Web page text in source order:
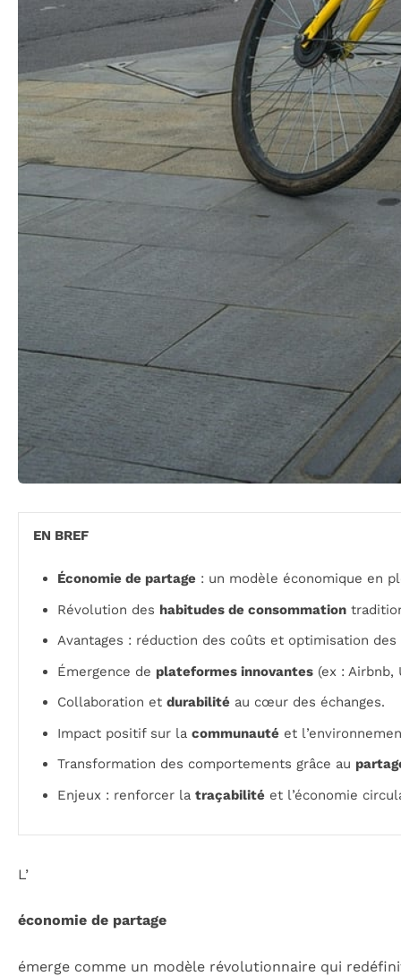
EN BREF
Économie de partage : un modèle économique en
Révolution des habitudes de consommation
Avantages : réduction des coûts et optimisation des
Émergence de plateformes innovantes (ex : Airbnb,
Collaboration et durabilité au cœur des échanges.
Impact positif sur la communauté et
Transformation des comportements grâce au
Enjeux : renforcer la traçabilité et l’économie
L’
économie de partage
émerge comme un modèle révolutionnaire qui